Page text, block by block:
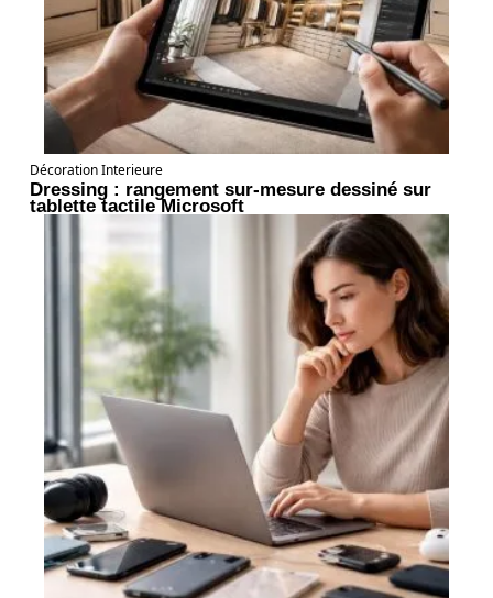
Décoration Interieure
Dressing : rangement sur-mesure dessiné sur
tablette tactile Microsoft